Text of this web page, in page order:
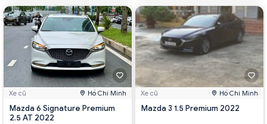
Xe cũ Hồ Chí Minh
Mazda 6 Signature Premium
2.5 AT 2022
Xe cũ Hồ Chí Minh
Mazda 3 1.5 Premium 2022